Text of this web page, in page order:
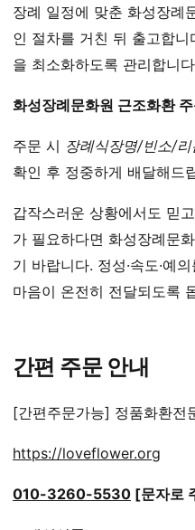
장례 일정에 맞춘 화성장례
인 절차를 거친 뒤 출고합
을 최소화하도록 관리합니
화성장례문화원 근조화환
주문 시 장례식장명/빈소/
확인 후 정중하게 배달해드
갑작스러운 상황에서도 믿
가 필요하다면 화성장례문
기 바랍니다. 정성·속도·예
마음이 온전히 전달되도록
간편 주문 안내
[간편주문가능] 정품화환전
https://loveflower.org
010-3260-5530 [문자로